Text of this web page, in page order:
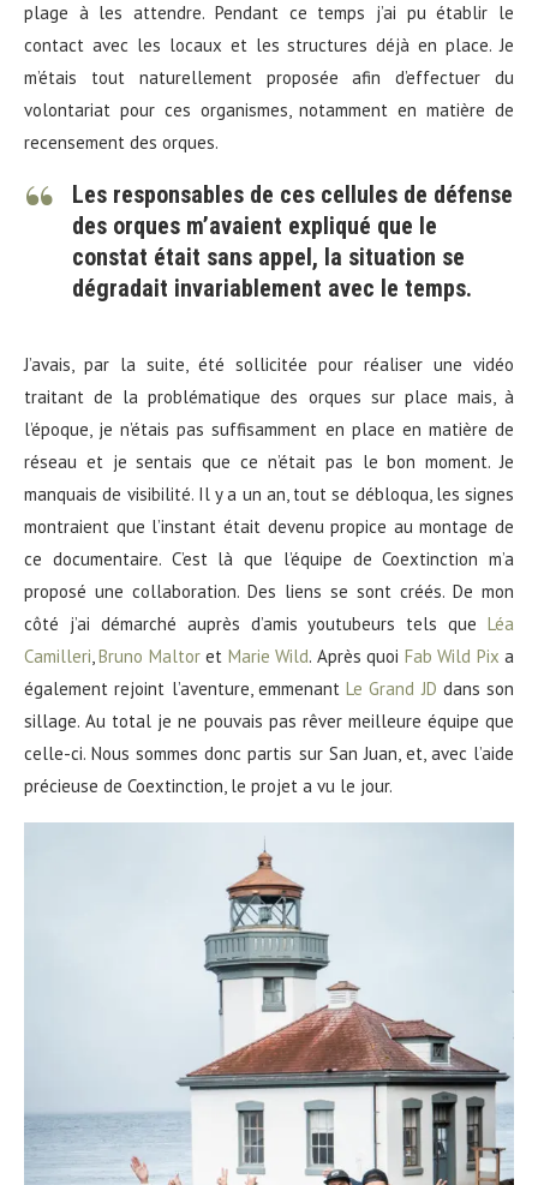
plage à les attendre. Pendant ce temps j’ai pu établir le
contact avec les locaux et les structures déjà en place. Je
m’étais tout naturellement proposée afin d’effectuer du
volontariat pour ces organismes, notamment en matière de
recensement des orques.
Les responsables de ces cellules de défense
des orques m’avaient expliqué que le
constat était sans appel, la situation se
dégradait invariablement avec le temps.
J’avais, par la suite, été sollicitée pour réaliser une vidéo
traitant de la problématique des orques sur place mais, à
l’époque, je n’étais pas suffisamment en place en matière de
réseau et je sentais que ce n’était pas le bon moment. Je
manquais de visibilité. Il y a un an, tout se débloqua, les signes
montraient que l’instant était devenu propice au montage de
ce documentaire. C’est là que l’équipe de Coextinction m’a
proposé une collaboration. Des liens se sont créés. De mon
côté j’ai démarché auprès d’amis youtubeurs tels que Léa
Camilleri,Bruno Maltoret Marie Wild. Après quoi Fab Wild Pix a
également rejoint l’aventure, emmenant Le Grand JD dans son
sillage. Au total je ne pouvais pas rêver meilleure équipe que
celle-ci. Nous sommes donc partis sur San Juan, et, avec l’aide
précieuse de Coextinction, le projet a vu le jour.